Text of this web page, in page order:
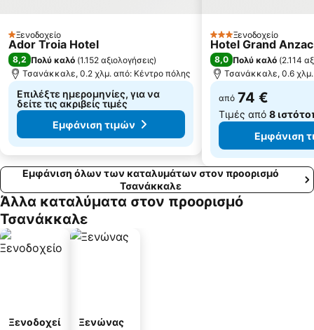
1 Αστέρια
Ξενοδοχείο
Ador Troia Hotel
8,2 Πολύ καλό (1.152 αξιολογήσεις)
Τσανάκκαλε, 0.2 χλμ. από: Κέντρο πόλης
Επιλέξτε ημερομηνίες, για να
δείτε τις ακριβείς τιμές
Εμφάνιση τιμών
3 ΑστέριαΞενοδοχείο
Hotel Grand Anzac
8,0 Πολύ καλό (2.114
Τσανάκκαλε, 0.6
από 74 €
Τιμές από 8
Εμφάνιση
Εμφάνιση όλων των καταλυμάτων στον προορισμό
Τσανάκκαλε
Άλλα καταλύματα στον προορισμό
Τσανάκκαλε
Ξενοδοχεί
Ξενώνας